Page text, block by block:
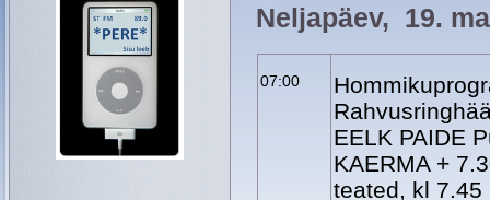
Neljapäev, 19.
07:00
EELK PAIDE
KAERMA +
teated, kl 7.45